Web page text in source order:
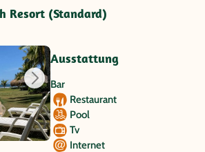
Resort (Standard)
Ausstattung
Bar
Restaurant
Pool
Tv
Internet